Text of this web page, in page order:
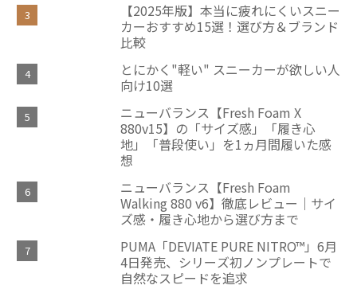
【2025年版】本当に疲れにくいスニー
カーおすすめ15選！選び方＆ブランド
比較
とにかく"軽い" スニーカーが欲しい人
向け10選
ニューバランス【Fresh Foam X
880v15】の「サイズ感」「履き心
地」「普段使い」を1ヵ月間履いた感
想
ニューバランス【Fresh Foam
Walking 880 v6】徹底レビュー｜サイ
ズ感・履き心地から選び方まで
PUMA「DEVIATE PURE NITRO™」6月
4日発売、シリーズ初ノンプレートで
自然なスピードを追求